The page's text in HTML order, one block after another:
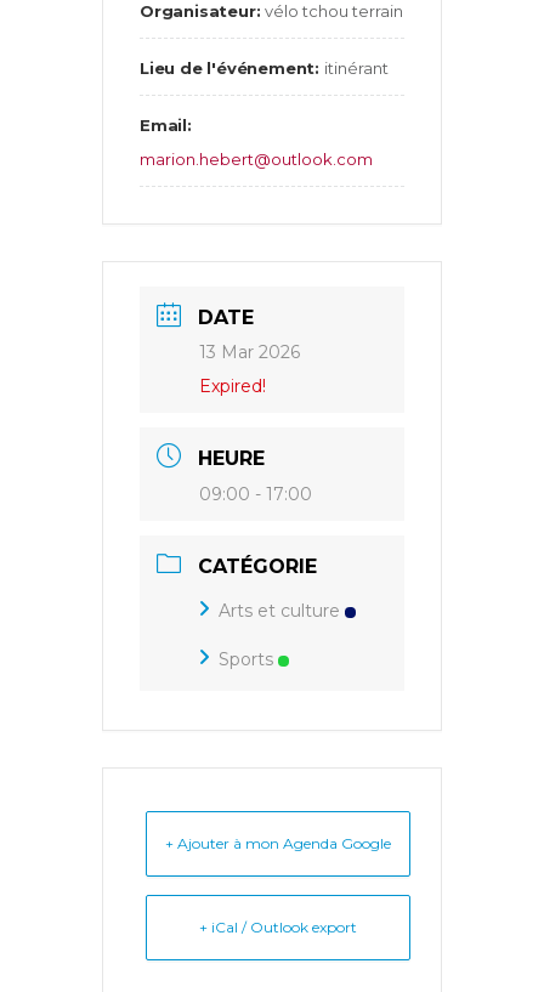
Organisateur:vélo tchou terrain
Lieu de l'événement: itinérant
Email:
marion.hebert@outlook.com
DATE
13 Mar 2026
Expired!
HEURE
09:00 - 17:00
CATÉGORIE
Arts et culture
Sports
+ Ajouter à mon Agenda Google
+ iCal / Outlook export